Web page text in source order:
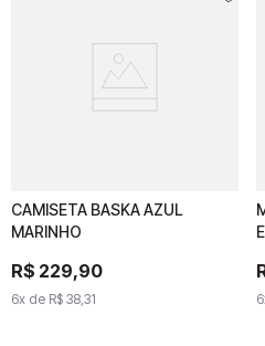
CAMISETA BASKA AZUL
MARINHO
R$ 229,90
6x de R$ 38,31
CAMISETA BASKA AZUL
MARINHO
R$ 229,90
6x deR$ 38 6